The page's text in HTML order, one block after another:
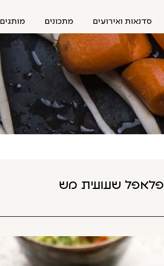
סדנאות ואירועים מתכונים
פלאפל שעועית מש